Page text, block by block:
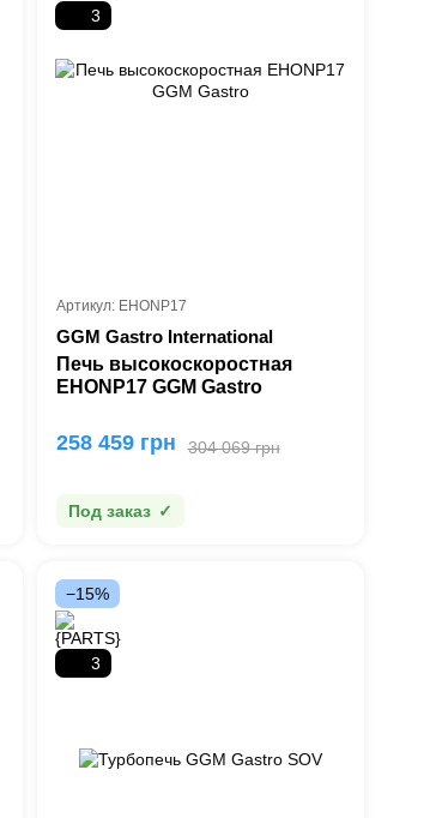
3
Артикул: EHONP17
GGM Gastro International
(Германия)
Печь высокоскоростная
EHONP17 GGM Gastro
304 069 грн
258 459 грн
Под заказ
−15%
3